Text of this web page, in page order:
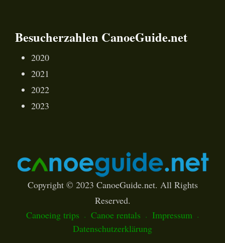
Besucherzahlen CanoeGuide.net
2020
2021
2022
2023
Copyright © 2023 CanoeGuide.net. All Rights
Reserved.
Canoeing trips
Canoe rentals
Impressum
Datenschutzerklärung